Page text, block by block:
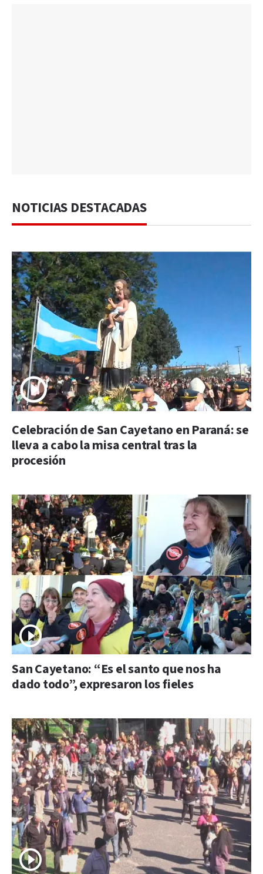
NOTICIAS DESTACADAS
Celebración de San Cayetano en Paraná: se
lleva a cabo la misa central tras la
procesión
San Cayetano: “Es el santo que nos ha
dado todo”, expresaron los fieles